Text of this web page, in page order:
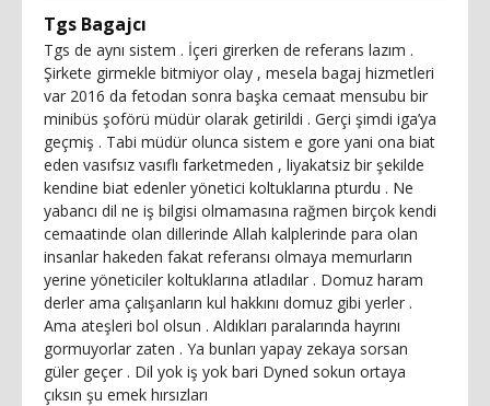
Tgs Bagajcı
Tgs de aynı sistem . İçeri girerken de referans lazım .
Şirkete girmekle bitmiyor olay , mesela bagaj hizmetleri
var 2016 da fetodan sonra başka cemaat mensubu bir
minibüs şoförü müdür olarak getirildi . Gerçi şimdi iga’ya
geçmiş . Tabi müdür olunca sistem e gore yani ona biat
eden vasıfsız vasıflı farketmeden , liyakatsiz bir şekilde
kendine biat edenler yönetici koltuklarına pturdu . Ne
yabancı dil ne iş bilgisi olmamasına rağmen birçok kendi
cemaatinde olan dillerinde Allah kalplerinde para olan
insanlar hakeden fakat referansı olmaya memurların
yerine yöneticiler koltuklarına atladılar . Domuz haram
derler ama çalışanların kul hakkını domuz gibi yerler .
Ama ateşleri bol olsun . Aldıkları paralarında hayrını
gormuyorlar zaten . Ya bunları yapay zekaya sorsan
güler geçer . Dil yok iş yok bari Dyned sokun ortaya
çıksın şu emek hırsızları